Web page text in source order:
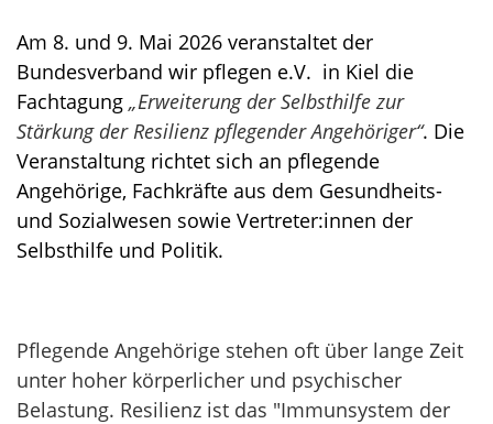
Am 8. und 9. Mai 2026 veranstaltet der
Bundesverband wir pflegen e.V. in Kiel die
Fachtagung „Erweiterung der Selbsthilfe zur
Stärkung der Resilienz pflegender Angehöriger“. Die
Veranstaltung richtet sich an pflegende
Angehörige, Fachkräfte aus dem Gesundheits-
und Sozialwesen sowie Vertreter:innen der
Selbsthilfe und Politik.
Pflegende Angehörige stehen oft über lange Zeit
unter hoher körperlicher und psychischer
Belastung. Resilienz ist das "Immunsystem der